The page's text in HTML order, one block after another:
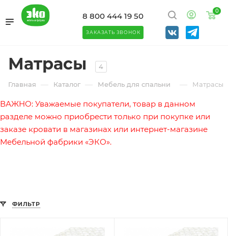
0
8 800 444 19 50
ЗАКАЗАТЬ ЗВОНОК
Матрасы 4
Главная — Каталог — Мебель для спальни — Матрасы
ВАЖНО: Уважаемые покупатели, товар в данном
разделе можно приобрести только при покупке или
заказе кровати в магазинах или интернет-магазине
Мебельной фабрики «ЭКО».
ФИЛЬТР